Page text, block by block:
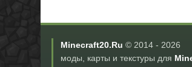
Minecraft20.Ru © 2014 - 2026
моды, карты и текстуры для